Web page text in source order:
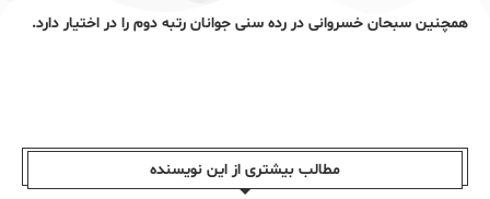
همچنین سبحان خسروانی در رده سنی جوانان رتبه دوم را در اختیار دارد.
مطالب بیشتری از این نویسندە